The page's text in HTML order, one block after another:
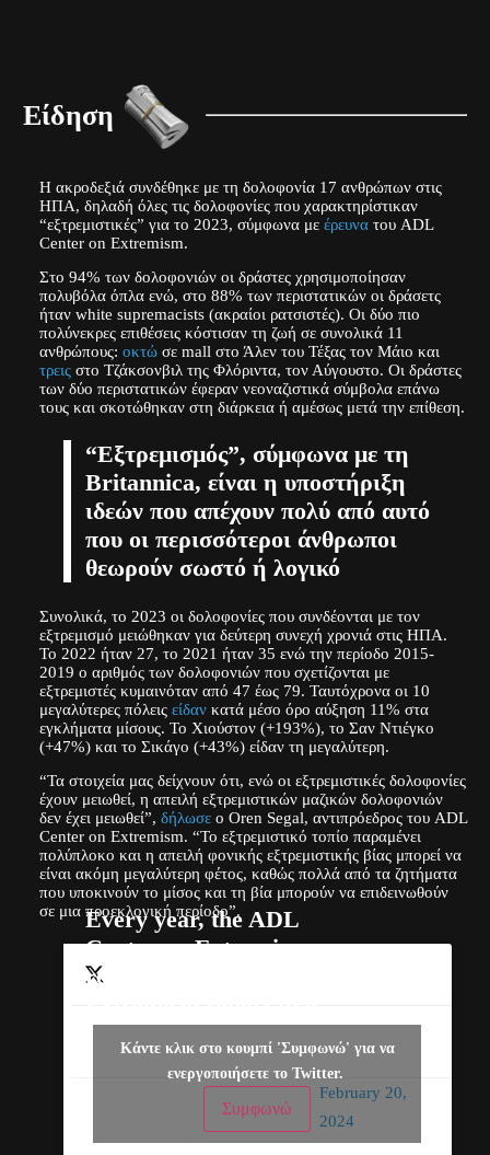
Είδηση
Η ακροδεξιά συνδέθηκε με τη δολοφονία 17 ανθρώπων στις
ΗΠΑ, δηλαδή όλες τις δολοφονίες που χαρακτηρίστικαν
“εξτρεμιστικές” για το 2023, σύμφωνα με έρευνατου ADL
Center on Extremism.
Στο 94% των δολοφονιών οι δράστες χρησιμοποίησαν
πολυβόλα όπλα ενώ, στο 88% των περιστατικών οι δράσετς
ήταν white supremacists (ακραίοι ρατσιστές). Οι δύο πιο
πολύνεκρες επιθέσεις κόστισαν τη ζωή σε συνολικά 11
ανθρώπους: οκτώσε mall στο Άλεν του Τέξας τον Μάιο και
τρειςστο Τζάκσονβιλ της Φλόριντα, τον Αύγουστο. Οι δράστες
των δύο περιστατικών έφεραν νεοναζιστικά σύμβολα επάνω
τους και σκοτώθηκαν στη διάρκεια ή αμέσως μετά την επίθεση.
“Εξτρεμισμός”, σύμφωνα με τη
Britannica, είναι η υποστήριξη
ιδεών που απέχουν πολύ από αυτό
που οι περισσότεροι άνθρωποι
θεωρούν σωστό ή λογικό
Συνολικά, το 2023 οι δολοφονίες που συνδέονται με τον
εξτρεμισμό μειώθηκαν για δεύτερη συνεχή χρονιά στις ΗΠΑ.
Το 2022 ήταν 27, το 2021 ήταν 35 ενώ την περίοδο 2015-
2019 ο αριθμός των δολοφονιών που σχετίζονται με
εξτρεμιστές κυμαινόταν από 47 έως 79. Ταυτόχρονα οι 10
μεγαλύτερες πόλεις είδανκατά μέσο όρο αύξηση 11% στα
εγκλήματα μίσους. Το Χιούστον (+193%), το Σαν Ντιέγκο
(+47%) και το Σικάγο (+43%) είδαν τη μεγαλύτερη.
“Τα στοιχεία μας δείχνουν ότι, ενώ οι εξτρεμιστικές δολοφονίες
έχουν μειωθεί, η απειλή εξτρεμιστικών μαζικών δολοφονιών
δεν έχει μειωθεί”, δήλωσεο Oren Segal, αντιπρόεδρος του ADL
Center on Extremism. “Το εξτρεμιστικό τοπίο παραμένει
πολύπλοκο και η απειλή φονικής εξτρεμιστικής βίας μπορεί να
είναι ακόμη μεγαλύτερη φέτος, καθώς πολλά από τα ζητήματα
που υποκινούν το μίσος και τη βία μπορούν να επιδεινωθούν
σε μια προεκλογική περίοδο”.
Every year, the ADL
Center on Extremism
releases its Murder &
tracks extremist-
related killings. In
2023, domestic
extremists killed 17
people in the US,
— ADL
(@ADL)
February 20,
2024
Κάντε κλικ στο κουμπί 'Συμφωνώ' για να
ενεργοποιήσετε το Twitter.
Συμφωνώ